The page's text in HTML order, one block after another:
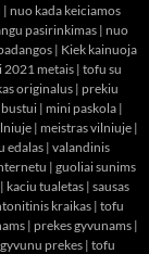
| nuo kada keiciamos
pasirinkimas| nuo
| Kiek kainuoja
2021 metais | tofu su
originalus | prekiu
bustui| mini paskola |
| meistras vilniuje |
edalas | valandinis
| guoliai sunims
| kaciu tualetas | sausas
kraikas | tofu
| prekes gyvunams |
gyvunu prekes | tofu